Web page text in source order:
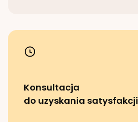
Konsultacja
do uzyskania satysfakcji